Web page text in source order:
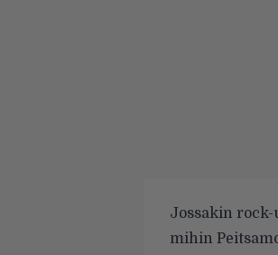
Jossakin
mihin